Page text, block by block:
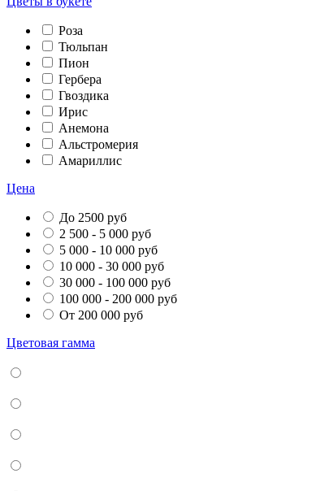
Роза
Тюльпан
Пион
Гербера
Гвоздика
Ирис
Анемона
Альстромерия
Амариллис
Цена
До 2500 руб
2 500 - 5 000 руб
5 000 - 10 000 руб
10 000 - 30 000 руб
30 000 - 100 000 руб
100 000 - 200 000 руб
От 200 000 руб
Цветовая гамма